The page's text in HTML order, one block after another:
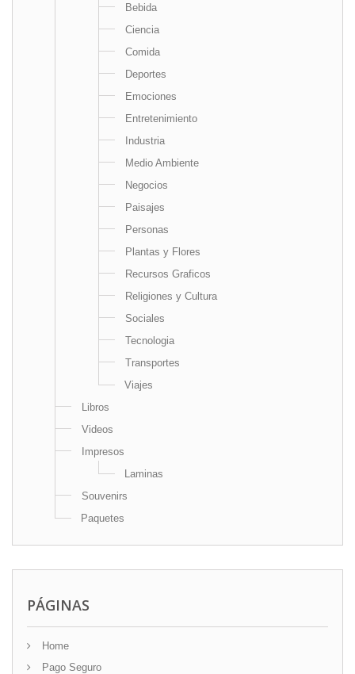
Bebida
Ciencia
Comida
Deportes
Emociones
Entretenimiento
Industria
Medio Ambiente
Negocios
Paisajes
Personas
Plantas y Flores
Recursos Graficos
Religiones y Cultura
Sociales
Tecnologia
Transportes
Viajes
Libros
Videos
Impresos
Laminas
Souvenirs
Paquetes
PÁGINAS
Home
Pago Seguro